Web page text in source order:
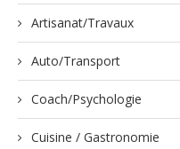
Artisanat/Travaux
Auto/Transport
Coach/Psychologie
Cuisine / Gastronomie